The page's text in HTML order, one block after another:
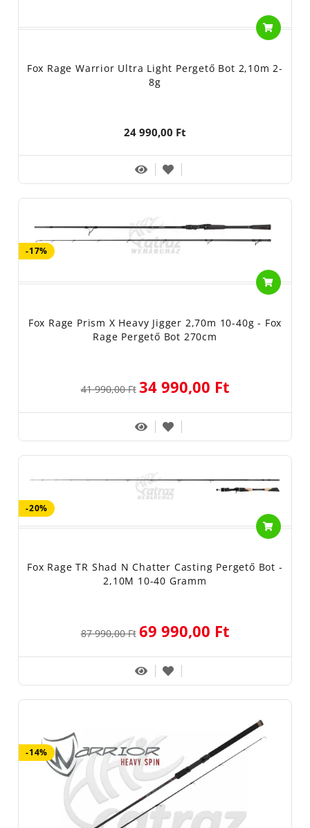
Fox Rage Warrior Ultra Light Pergető Bot 2,10m 2-
8g
24 990,00 Ft
-17%
Fox Rage Prism X Heavy Jigger 2,70m 10-40g - Fox
Rage Pergető Bot 270cm
41 990,00 Ft 34 990,00 Ft
-20%
Fox Rage TR Shad N Chatter Casting Pergető Bot -
2,10M 10-40 Gramm
87 990,00 Ft 69 990,00 Ft
-14%